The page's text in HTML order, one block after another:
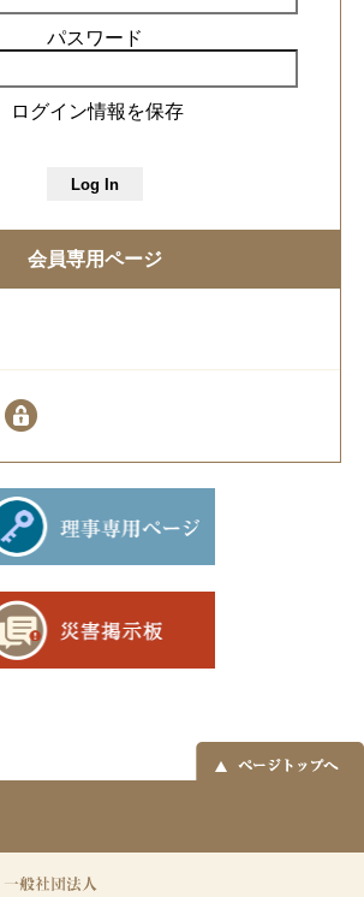
パスワード
ログイン情報を保存
会員専用ページ